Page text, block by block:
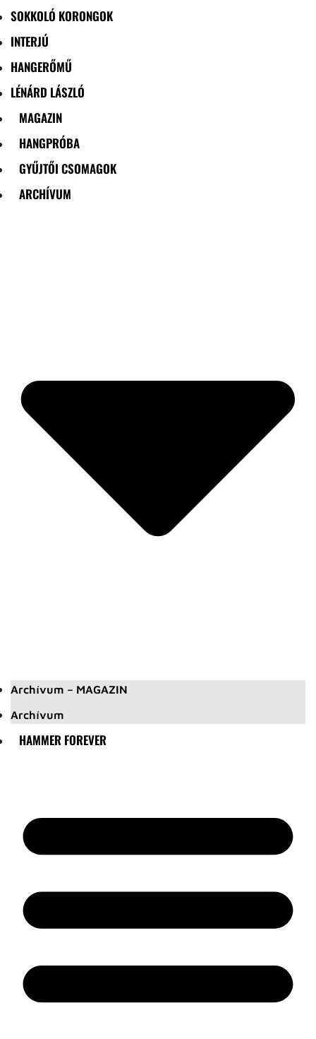
SOKKOLÓ KORONGOK
INTERJÚ
HANGERŐMŰ
LÉNÁRD LÁSZLÓ
MAGAZIN
HANGPRÓBA
GYŰJTŐI CSOMAGOK
ARCHÍVUM
Archívum – MAGAZIN
Archívum
HAMMER FOREVER